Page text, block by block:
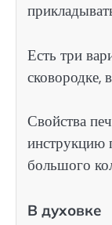
Есть три
сковородке,
Свойства
инструкцию
большого
В духовке